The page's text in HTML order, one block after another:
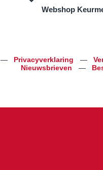
Webshop
— Privacyverklaring —
Nieuwsbrieven
—